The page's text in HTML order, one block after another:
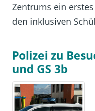
Zentrums ein
den inklusiven
Polizei zu
und GS 3b